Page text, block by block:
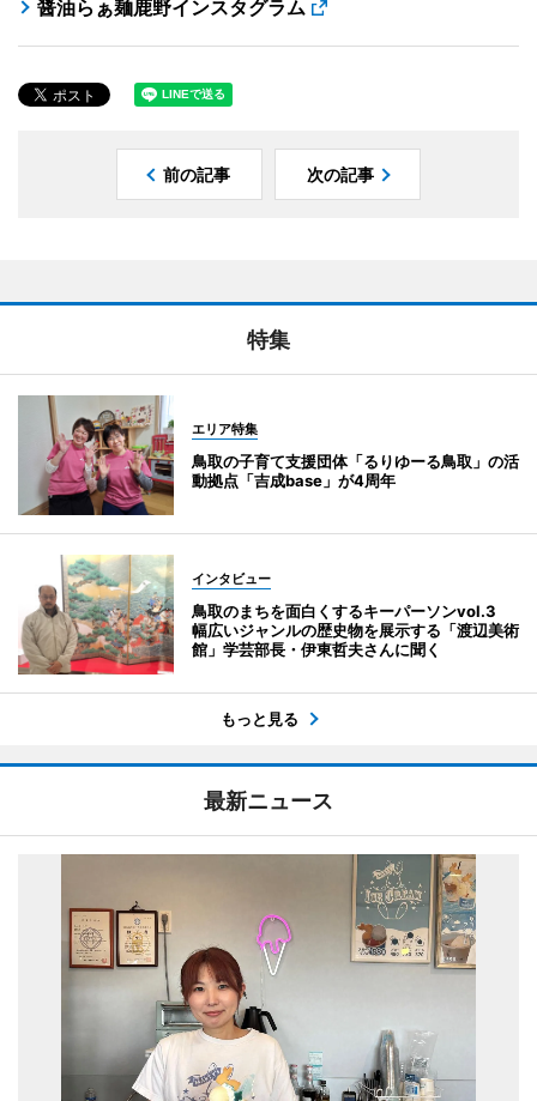
醤油らぁ麺鹿野インスタグラム
前の記事 次の記事
特集
エリア特集
鳥取の子育て支援団体「るりゆーる鳥取」の活
動拠点「吉成base」が4周年
インタビュー
鳥取のまちを面白くするキーパーソンvol.3
幅広いジャンルの歴史物を展示する「渡辺美術
館」学芸部長・伊東哲夫さんに聞く
もっと見る
最新ニュース